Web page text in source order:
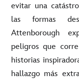
evitar una
las formas
Attenborough
peligros que
historias
hallazgo más